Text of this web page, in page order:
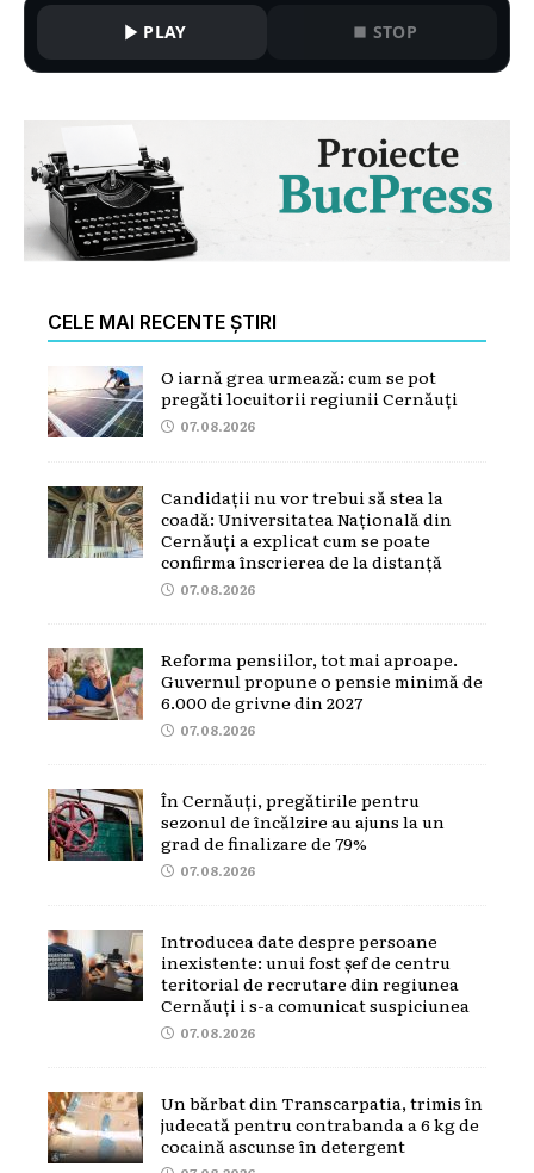
PLAY STOP
CELE MAI RECENTE ȘTIRI
O iarnă grea urmează: cum se pot
pregăti locuitorii regiunii Cernăuți
07.08.2026
Candidații nu vor trebui să stea la
coadă: Universitatea Națională din
Cernăuți a explicat cum se poate
confirma înscrierea de la distanță
07.08.2026
Reforma pensiilor, tot mai aproape.
Guvernul propune o pensie minimă de
6.000 de grivne din 2027
07.08.2026
În Cernăuți, pregătirile pentru
sezonul de încălzire au ajuns la un
grad de finalizare de 79%
07.08.2026
Introducea date despre persoane
inexistente: unui fost șef de centru
teritorial de recrutare din regiunea
Cernăuți i s-a comunicat suspiciunea
07.08.2026
Un bărbat din Transcarpatia, trimis în
judecată pentru contrabanda a 6 kg de
cocaină ascunse în detergent